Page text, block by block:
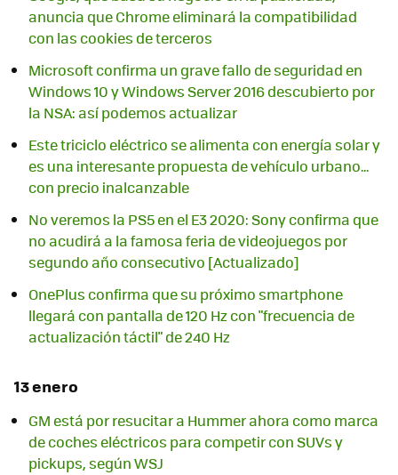
anuncia que Chrome eliminará la compatibilidad
con las cookies de terceros
Microsoft confirma un grave fallo de seguridad en
Windows 10 y Windows Server 2016 descubierto por
la NSA: así podemos actualizar
Este triciclo eléctrico se alimenta con energía solar y
es una interesante propuesta de vehículo urbano...
con precio inalcanzable
No veremos la PS5 en el E3 2020: Sony confirma que
no acudirá a la famosa feria de videojuegos por
segundo año consecutivo [Actualizado]
OnePlus confirma que su próximo smartphone
llegará con pantalla de 120 Hz con "frecuencia de
actualización táctil" de 240 Hz
13 enero
GM está por resucitar a Hummer ahora como marca
de coches eléctricos para competir con SUVs y
pickups, según WSJ